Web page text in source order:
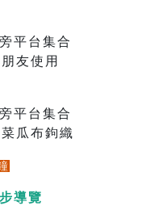
平台集合
友使用
平台集合
瓜布鉤織
導覽